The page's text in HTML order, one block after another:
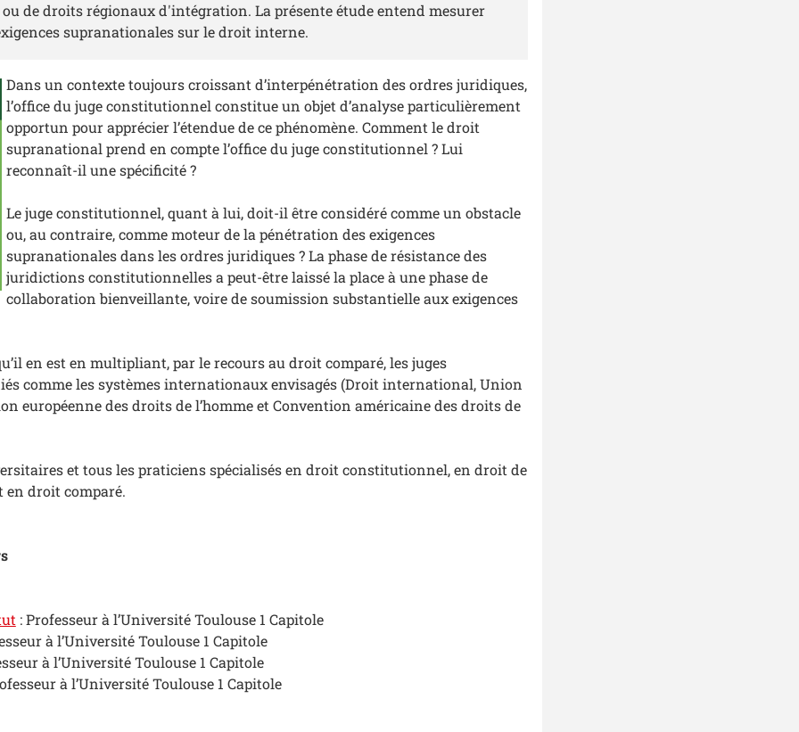
de droits régionaux d'intégration. La présente étude entend mesurer
supranationales sur le droit interne.
Dans un contexte toujours croissant d’interpénétration des ordres juridiques,
l’office du juge constitutionnel constitue un objet d’analyse particulièrement
opportun pour apprécier l’étendue de ce phénomène. Comment le droit
supranational prend en compte l’office du juge constitutionnel ? Lui
reconnaît-il une spécificité ?
Le juge constitutionnel, quant à lui, doit-il être considéré comme un obstacle
ou, au contraire, comme moteur de la pénétration des exigences
supranationales dans les ordres juridiques ? La phase de résistance des
juridictions constitutionnelles a peut-être laissé la place à une phase de
collaboration bienveillante, voire de soumission substantielle aux exigences
en est en multipliant, par le recours au droit comparé, les juges
comme les systèmes internationaux envisagés (Droit international, Union
européenne des droits de l’homme et Convention américaine des droits de
et tous les praticiens spécialisés en droit constitutionnel, en droit de
en droit comparé.
: Professeur à l’Université Toulouse 1 Capitole
à l’Université Toulouse 1 Capitole
à l’Université Toulouse 1 Capitole
à l’Université Toulouse 1 Capitole